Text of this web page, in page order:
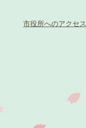
市役所へのアクセス